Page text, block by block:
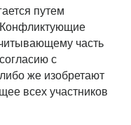
путем
часть
с
же изобретают
всех участников